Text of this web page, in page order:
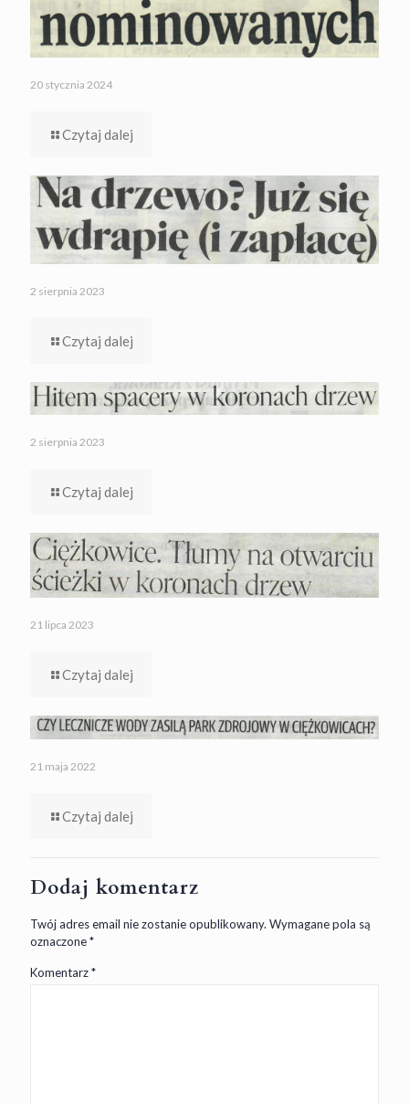
20 stycznia 2024
Czytaj dalej
2 sierpnia 2023
Czytaj dalej
2 sierpnia 2023
Czytaj dalej
21 lipca 2023
Czytaj dalej
21 maja 2022
Czytaj dalej
Dodaj komentarz
Twój adres email nie zostanie opublikowany. Wymagane pola są
oznaczone*
Komentarz*